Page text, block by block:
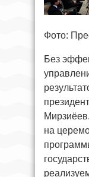
Фото:
Без
на